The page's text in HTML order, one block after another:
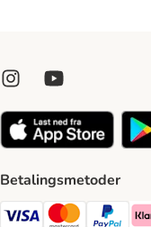
Betalingsmetoder